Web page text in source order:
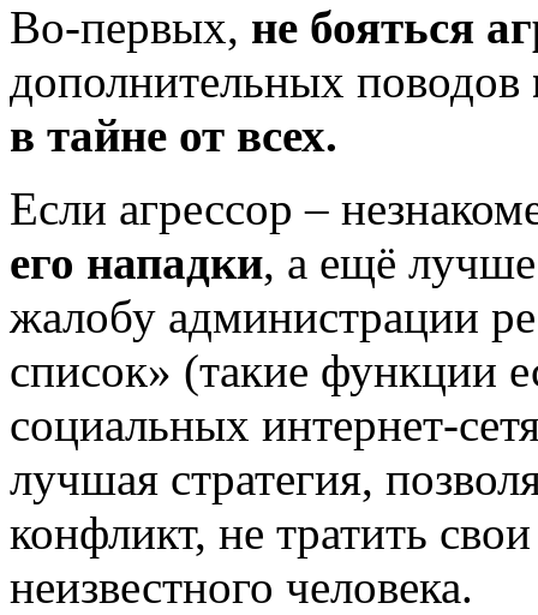
Во-первых, не бояться
дополнительных поводов
в тайне от всех.
Если агрессор –
его нападки, а ещё лучше
жалобу администрации
список» (такие функции
социальных интернет-
лучшая стратегия,
конфликт, не тратить
неизвестного человека.